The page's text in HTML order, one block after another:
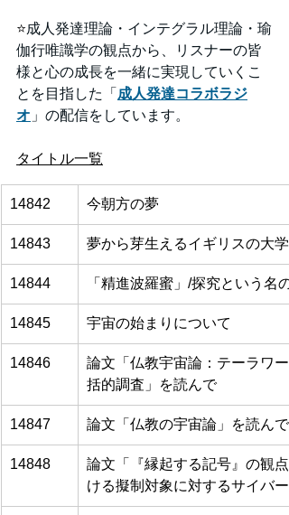
⭐️成人発達理論・インテグラル理論・瑜
伽行唯識学の観点から、リスナーの皆
様と心の成長を一緒に実現していくこ
とを目指した「 成人発達コラボラジ
オ 」の配信をしています。
タイトル一覧
14842 今朝方の夢
14843 夢から芽生えるイギリスの大学
14844 「精進波羅蜜」/探究という名
14845 宇宙の始まりについて
14846
論文「仏教宇宙論：テーラワ
括的調査」を読んで
14847 論文「仏教の宇宙論」を読んで
14848
論文「『縁起する記号』の観
ける擬制対象に対するサイバ